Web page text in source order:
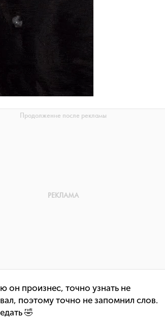
он произнес, точно узнать не
поэтому точно не запомнил слов.
🤣